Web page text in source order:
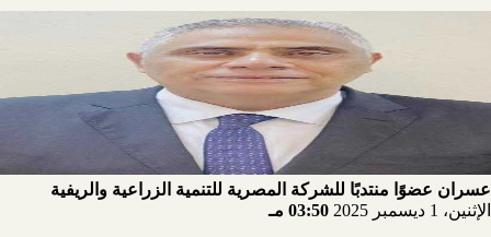
عسران عضوًا منتدبًا للشركة المصرية للتنمية الزراعية والريفية
الإثنين، 1 ديسمبر 2025
03:50 مـ